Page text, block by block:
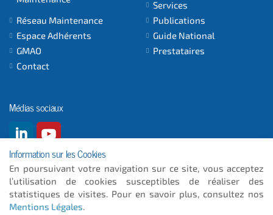
Services
Réseau Maintenance
Publications
Espace Adhérents
Guide National
GMAO
Prestataires
Contact
Médias sociaux
© 2026 - ICC INFORMATIQUE
Plan du site
Information sur les Cookies
En poursuivant votre navigation sur ce site, vous acceptez
l’utilisation de cookies susceptibles de réaliser des
statistiques de visites. Pour en savoir plus, consultez nos
Mentions Légales.